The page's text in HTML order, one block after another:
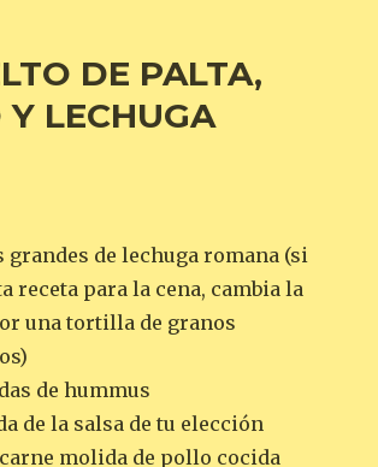
DE PALTA,
Y LECHUGA
grandes de lechuga romana (si
receta para la cena, cambia la
una tortilla de granos
de hummus
de la salsa de tu elección
molida de pollo cocida